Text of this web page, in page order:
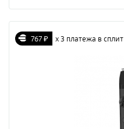
767 ₽ х 3 платежа в сплит